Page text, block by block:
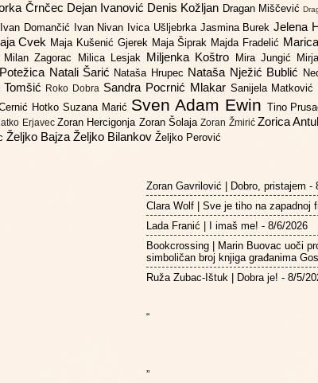
Črnčec Dejan Ivanović Denis Kožljan Dragan Miščević
Ivan Domančić Ivan Nivan Ivica Ušljebrka Jasmina BurekJelena
Cvek Maja Kušenić Gjerek Maja Šiprak Majda Fradelić
Milan Zagorac Milica Lesjak Miljenka Koštro Mira Jungić
Natali Šarić Nataša Hrupec Nataša Nježić Bublić
Tomšić Roko Dobra Sandra Pocrnić Mlakar Sanijela Matković
Hotko Suzana Marić Sven Adam Ewin Tino
Erjavec Zoran Hercigonja Zoran ŠolajaZoran ŽmirićZorica
Željko Bajza Željko Bilankov Željko Perović
Zoran Gavrilović | Dobro, pristajem -
Clara Wolf | Sve je tiho na zapadnoj
Lada Franić | I imaš me! - 8/6/2026
Bookcrossing | Marin Buovac uoči
simboličan broj knjiga građanima
Ruža Zubac-Ištuk | Dobra je! - 8/5/
“
”